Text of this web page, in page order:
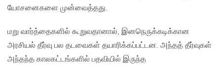
யோசனைகளை முன்வைத்தது.
மறு வார்த்தைகளில் கூறுவதானால், இனநெருக்கடிக்கான
அரசியல் தீர்வு பல தடவைகள் தயாரிக்கப்பட்டன. அந்தத் தீர்வுகள்
அந்தந்த காலகட்டங்களில் பதவியில் இருந்த